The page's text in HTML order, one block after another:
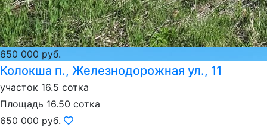
650 000 руб.
Колокша п., Железнодорожная ул., 11
участок 16.5 сотка
Площадь 16.50 сотка
650 000 руб.